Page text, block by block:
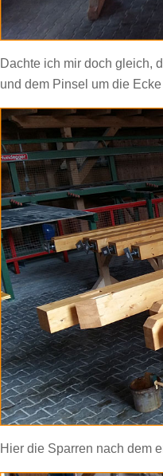
Dachte ich mir doch gleich,
und dem Pinsel um die
Hier die Sparren nach dem